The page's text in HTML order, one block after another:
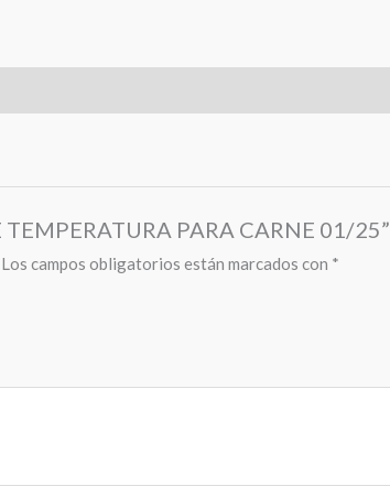
PARA CARNE 01/25”
Los campos obligatorios están marcados con *